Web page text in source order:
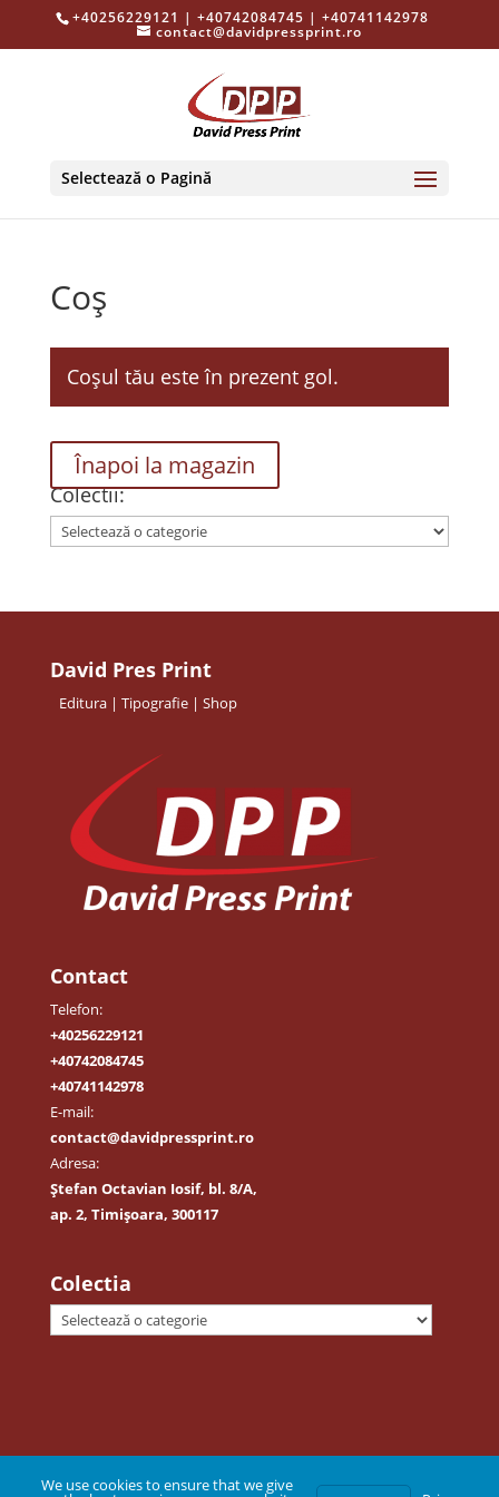
+40256229121 | +40742084745 | +40741142978
contact@davidpressprint.ro
Selectează o Pagină
Coș
Coșul tău este în prezent gol.
Înapoi la magazin
Colectii:
David Pres Print
Editura | Tipografie | Shop
Contact
Telefon:
+40256229121
+40742084745
+40741142978
E-mail:
contact@davidpressprint.ro
Adresa:
Ștefan Octavian Iosif, bl. 8/A,
ap. 2, Timișoara, 300117
Colectia
We use cookies to ensure that we give